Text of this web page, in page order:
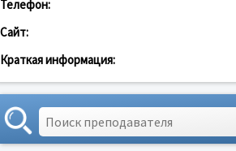
Телефон:
Сайт:
Краткая информация: